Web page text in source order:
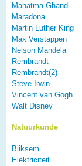
Mahatma Ghandi
Maradona
Martin Luther King
Max Verstappen
Nelson Mandela
Rembrandt
Rembrandt(2)
Steve Irwin
Vincent van Gogh
Walt Disney
Natuurkunde
Bliksem
Elektriciteit